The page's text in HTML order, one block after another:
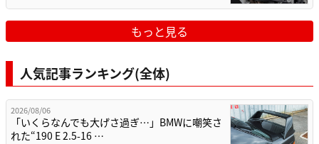
もっと見る
人気記事ランキング(全体)
2026/08/06
「いくらなんでも大げさ過ぎ…」BMWに嘲笑さ
れた“190 E 2.5-16 …